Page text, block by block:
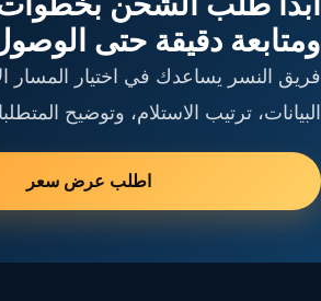
ومتابعة دقيقة حتى
فريق النسر يساعدك في اختيار المسار
البيانات، ترتيب الاستلام، وتوضيح
اطلب عرض سعر